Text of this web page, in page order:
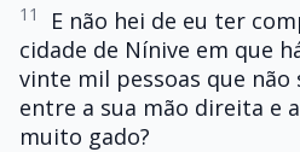
11
E não hei de eu ter
cidade de Nínive em que
vinte mil pessoas que
entre a sua mão direita e
muito gado?